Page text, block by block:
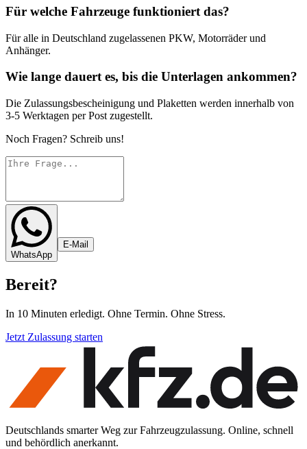
Für welche Fahrzeuge funktioniert das?
Für alle in Deutschland zugelassenen PKW, Motorräder und
Anhänger.
Wie lange dauert es, bis die Unterlagen ankommen?
Die Zulassungsbescheinigung und Plaketten werden innerhalb von
3-5 Werktagen per Post zugestellt.
Noch Fragen? Schreib uns!
WhatsApp
E-Mail
Bereit?
In 10 Minuten erledigt. Ohne Termin. Ohne Stress.
Jetzt Zulassung starten
Deutschlands smarter Weg zur Fahrzeugzulassung. Online, schnell
und behördlich anerkannt.